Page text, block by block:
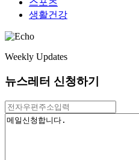
스포츠
생활건강
Weekly Updates
뉴스레터 신청하기